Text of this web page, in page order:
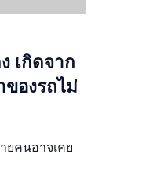
เกิดจาก
องรถไม่
ยคนอาจเคย